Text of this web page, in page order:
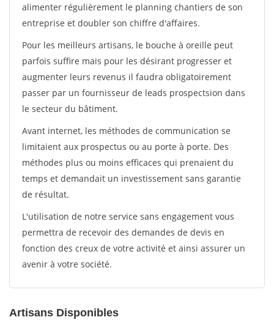
alimenter régulièrement le planning chantiers de son
entreprise et doubler son chiffre d'affaires.
Pour les meilleurs artisans, le bouche à oreille peut
parfois suffire mais pour les désirant progresser et
augmenter leurs revenus il faudra obligatoirement
passer par un fournisseur de leads prospectsion dans
le secteur du bâtiment.
Avant internet, les méthodes de communication se
limitaient aux prospectus ou au porte à porte. Des
méthodes plus ou moins efficaces qui prenaient du
temps et demandait un investissement sans garantie
de résultat.
L'utilisation de notre service sans engagement vous
permettra de recevoir des demandes de devis en
fonction des creux de votre activité et ainsi assurer un
avenir à votre société.
Artisans Disponibles